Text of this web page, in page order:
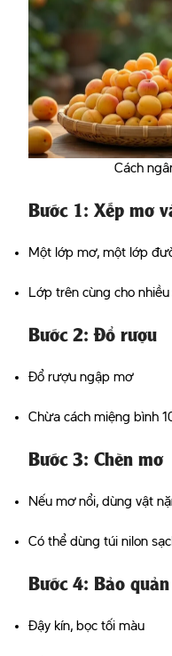
Cách
Bước 1: Xếp mơ
Một lớp mơ, một lớp
Lớp trên cùng cho
Bước 2: Đổ rượu
Đổ rượu ngập mơ
Chừa cách miệng bình
Bước 3: Chèn mơ
Nếu mơ nổi, dùng vật
Có thể dùng túi nilon
Bước 4: Bảo quản
Đậy kín, bọc tối màu